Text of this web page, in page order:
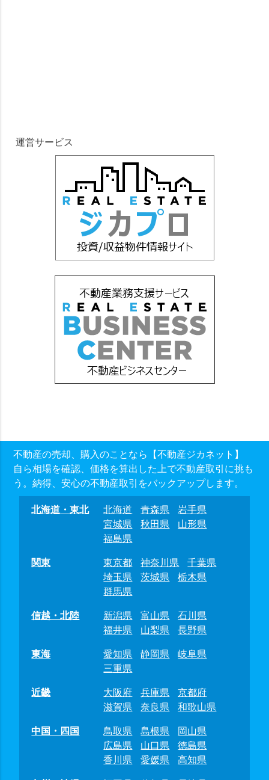
運営サービス
不動産の売却、購入のことなら【不動産ジカネット】
自ら相場を確認、価格を算出した上で不動産取引に挑も
う。納得、安心の不動産取引をバックアップします。
北海道・東北 北海道 青森県
岩手県
宮城県
秋田県
山形県
福島県
関東
東京都 神奈川県
千葉県
埼玉県
茨城県
栃木県
群馬県
信越・北陸
新潟県 富山県
石川県
福井県
山梨県
長野県
東海
愛知県 静岡県
岐阜県
三重県
近畿
大阪府 兵庫県
京都府
滋賀県
奈良県
和歌山県
中国・四国
鳥取県 島根県
岡山県
広島県
山口県
徳島県
香川県
愛媛県
高知県